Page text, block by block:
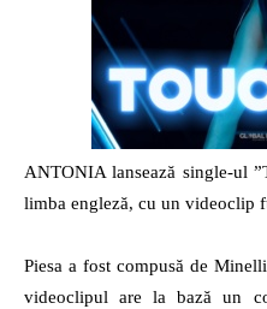
ANTONIA lansează single-ul
limba engleză, cu un videoclip
Piesa a fost compusă de
videoclipul are la bază un